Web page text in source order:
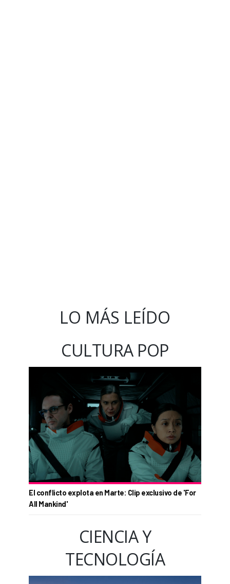
LO MÁS LEÍDO
CULTURA POP
El conflicto explota en Marte: Clip exclusivo de 'For
All Mankind'
CIENCIA Y
TECNOLOGÍA